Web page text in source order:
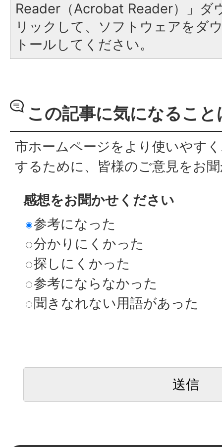
Reader（Acrobat Reader）」ダ
リックして、ソフトウェアをダ
トールしてください。
この記事に気になるこ
市ホームページをより使いやす
するために、皆様のご意見をお
感想をお聞かせください
参考になった
分かりにくかった
探しにくかった
参考にならなかった
聞きなれない用語があった